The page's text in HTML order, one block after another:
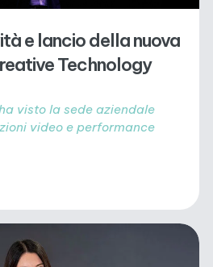
e lancio della nuova
Technology
visto la sede aziendale
video e performance